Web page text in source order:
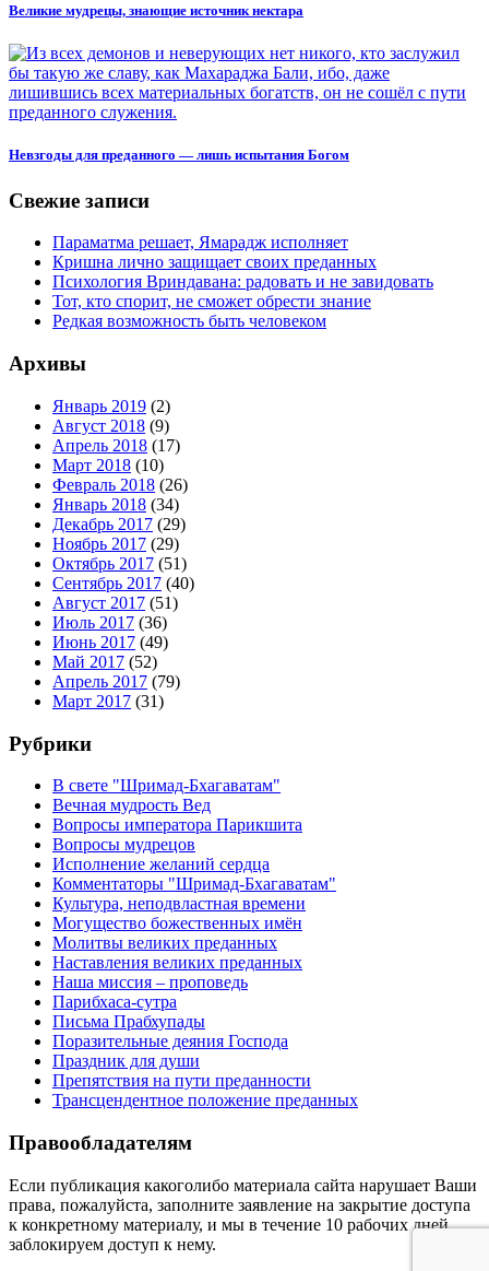
Великие мудрецы, знающие источник нектара
Невзгоды для преданного — лишь испытания Богом
Свежие записи
Параматма решает, Ямарадж исполняет
Кришна лично защищает своих преданных
Психология Вриндавана: радовать и не завидовать
Тот, кто спорит, не сможет обрести знание
Редкая возможность быть человеком
Архивы
Январь 2019 (2)
Август 2018 (9)
Апрель 2018 (17)
Март 2018 (10)
Февраль 2018 (26)
Январь 2018 (34)
Декабрь 2017 (29)
Ноябрь 2017 (29)
Октябрь 2017 (51)
Сентябрь 2017 (40)
Август 2017 (51)
Июль 2017 (36)
Июнь 2017 (49)
Май 2017 (52)
Апрель 2017 (79)
Март 2017 (31)
Рубрики
В свете "Шримад-Бхагаватам"
Вечная мудрость Вед
Вопросы императора Парикшита
Вопросы мудрецов
Исполнение желаний сердца
Комментаторы "Шримад-Бхагаватам"
Культура, неподвластная времени
Могущество божественных имён
Молитвы великих преданных
Наставления великих преданных
Наша миссия – проповедь
Парибхаса-сутра
Письма Прабхупады
Поразительные деяния Господа
Праздник для души
Препятствия на пути преданности
Трансцендентное положение преданных
Правообладателям
Если публикация какоголибо материала сайта нарушает Ваши
права, пожалуйста, заполните заявление на закрытие доступа
к конкретному материалу, и мы в течение 10 рабочих дней
заблокируем доступ к нему.